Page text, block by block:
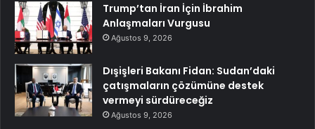
Trump’tan İran İçin İbrahim
Anlaşmaları Vurgusu
Ağustos 9, 2026
Dışişleri Bakanı Fidan: Sudan’daki
çatışmaların çözümüne destek
vermeyi sürdüreceğiz
Ağustos 9, 2026